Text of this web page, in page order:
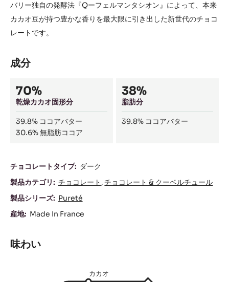
バリー独自の発酵法『Qーフェルマンタシオン』によって、本来
カカオ豆が持つ豊かな香りを最大限に引き出した新世代のチョコ
レートです。
成分
Composition
70%
乾燥カカオ固形分
39.8% ココアバター
30.6%無脂肪ココア
38%
脂肪分
39.8% ココアバター
成
分
チョコレートタイプ: ダーク
製品カテゴリ: チョコレート チョコレート & クーベルチュール
製品シリーズ: Pureté
産地: Made In France
味わい
カカオ